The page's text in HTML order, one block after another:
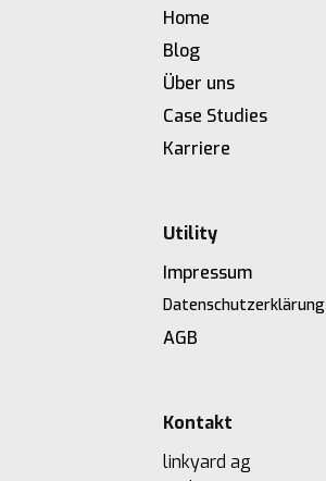
Home
Blog
Über uns
Case Studies
Karriere
Utility
Impressum
Datenschutzerklärung
AGB
Kontakt
linkyard ag